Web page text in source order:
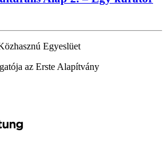
Egyeslüet
az Erste Alapítvány